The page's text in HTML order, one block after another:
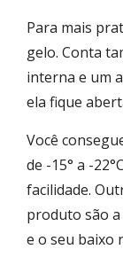
Para mais
gelo. Conta
interna e um
ela fique
Você
de -15° a -
facilidade.
produto são a
e o seu baixo